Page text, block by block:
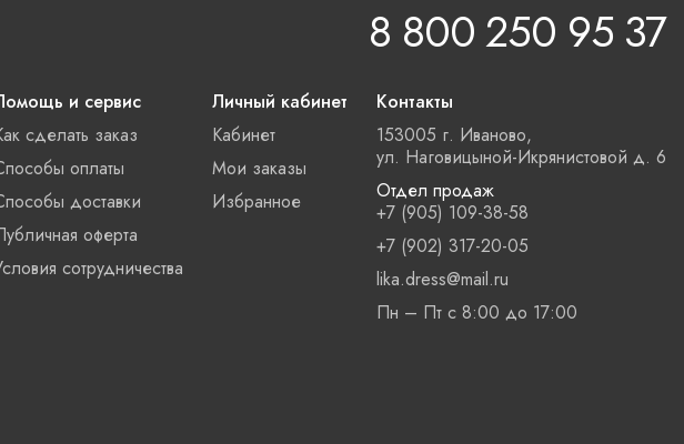
8 800 250 95 37
и сервис
сделать заказ
оплаты
доставки
оферта
сотрудничества
Личный кабинет
Кабинет
Мои заказы
Избранное
Контакты
153005 г. Иваново,
ул. Наговицыной-Икрянистовой д. 6
Отдел продаж
+7 (905) 109-38-58
+7 (902) 317-20-05
lika.dress@mail.ru
Пн – Пт с 8:00 до 17:00